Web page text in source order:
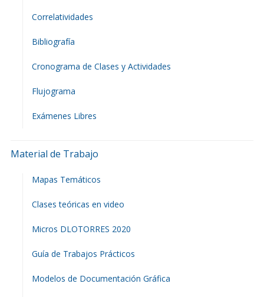
Correlatividades
Bibliografía
Cronograma de Clases y Actividades
Flujograma
Exámenes Libres
Material de Trabajo
Mapas Temáticos
Clases teóricas en video
Micros DLOTORRES 2020
Guía de Trabajos Prácticos
Modelos de Documentación Gráfica